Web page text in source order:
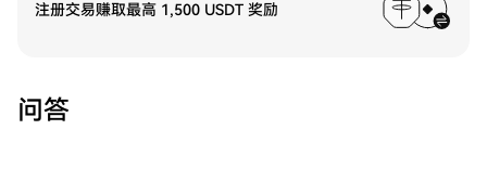
注册交易赚取最高 1,500 USDT 奖励
问答